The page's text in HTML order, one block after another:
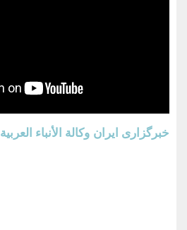
خبرگزاری ایران وكالة الأنباء العربية